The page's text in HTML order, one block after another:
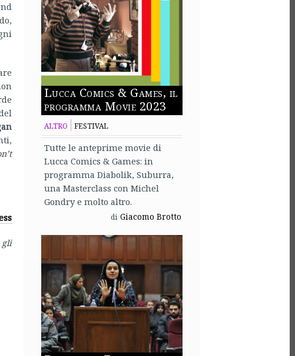
gli
Lucca Comics & Games, il
programma Movie 2023
ALTRO FESTIVAL
Tutte le anteprime movie di
Lucca Comics & Games: in
programma Diabolik, Suburra,
una Masterclass con Michel
Gondry e molto altro.
di Giacomo Brotto